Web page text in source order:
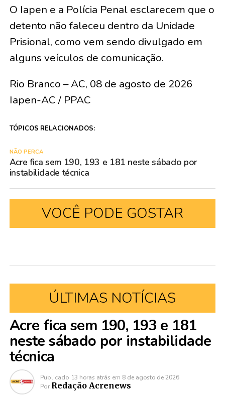
O Iapen e a Polícia Penal esclarecem que o
detento não faleceu dentro da Unidade
Prisional, como vem sendo divulgado em
alguns veículos de comunicação.
Rio Branco – AC, 08 de agosto de 2026
Iapen-AC / PPAC
TÓPICOS RELACIONADOS:
NÃO PERCA
Acre fica sem 190, 193 e 181 neste sábado por
instabilidade técnica
VOCÊ PODE GOSTAR
ÚLTIMAS NOTÍCIAS
Acre fica sem 190, 193 e 181
neste sábado por instabilidade
técnica
Publicado 13 horas atrás em 8 de agosto de 2026
Por Redação Acrenews